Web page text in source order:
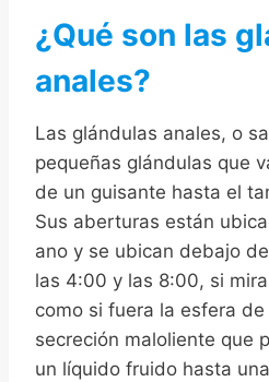
¿Qué son las
anales?
Las glándulas anales, o
pequeñas glándulas que
de un guisante hasta el
Sus aberturas están
ano y se ubican debajo
las 4:00 y las 8:00, si
como si fuera la esfera
secreción maloliente que
un líquido fruido hasta